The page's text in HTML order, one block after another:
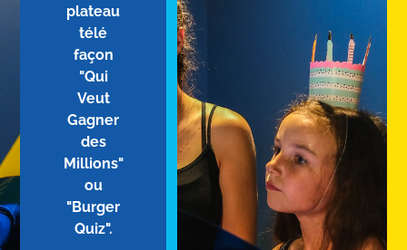
plateau
télé
façon
"Qui
Veut
Gagner
des
Millions"
ou
"Burger
Quiz".